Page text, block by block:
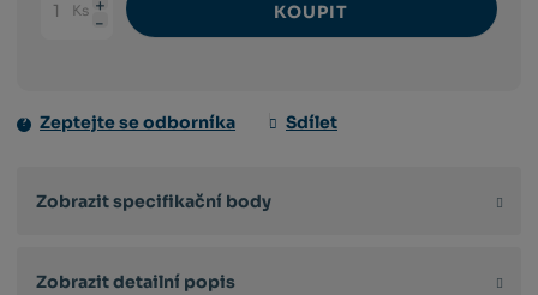
Změnit
Navýšit
Snížit
Ks KOUPIT
Zeptejte se odborníka Sdílet
Zobrazit specifikační body
Zobrazit detailní popis